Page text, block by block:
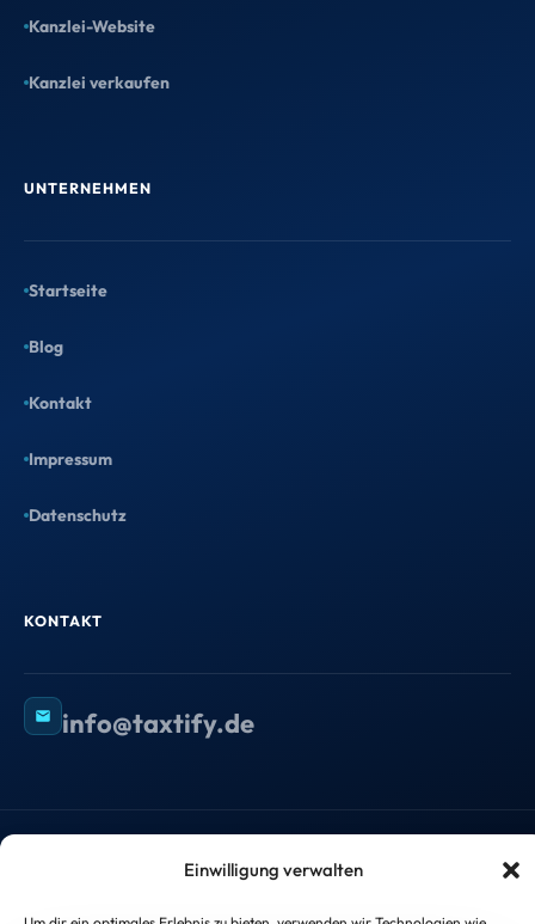
Einwilligung verwalten
Kostenloser Website-Entwurf
Wir gestalten einen echten Entwurf für
Kanzlei-Website
Kanzlei verkaufen
UNTERNEHMEN
Startseite
Blog
Kontakt
Impressum
Datenschutz
KONTAKT
info@taxtify.de
Datenschutzerklärung